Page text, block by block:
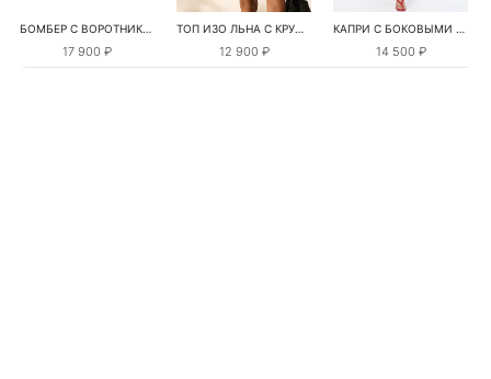
БОМБЕР С ВОРОТНИКОМ-СТОЙКОЙ
17 900 ₽
ТОП ИЗО ЛЬНА С КРУЖЕВОМ
12 900 ₽
КАПРИ С БОКОВЫМИ РАЗРЕЗАМИ
14 500 ₽